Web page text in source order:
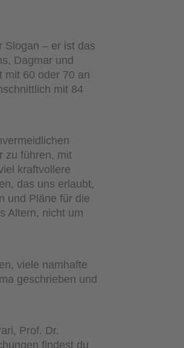
Slogan – er ist das
Dagmar und
mit 60 oder 70 an
mit 84
zu führen, mit
kraftvollere
das uns erlaubt,
und Pläne für die
Altern, nicht um
viele namhafte
geschrieben und
Prof. Dr.
findest du